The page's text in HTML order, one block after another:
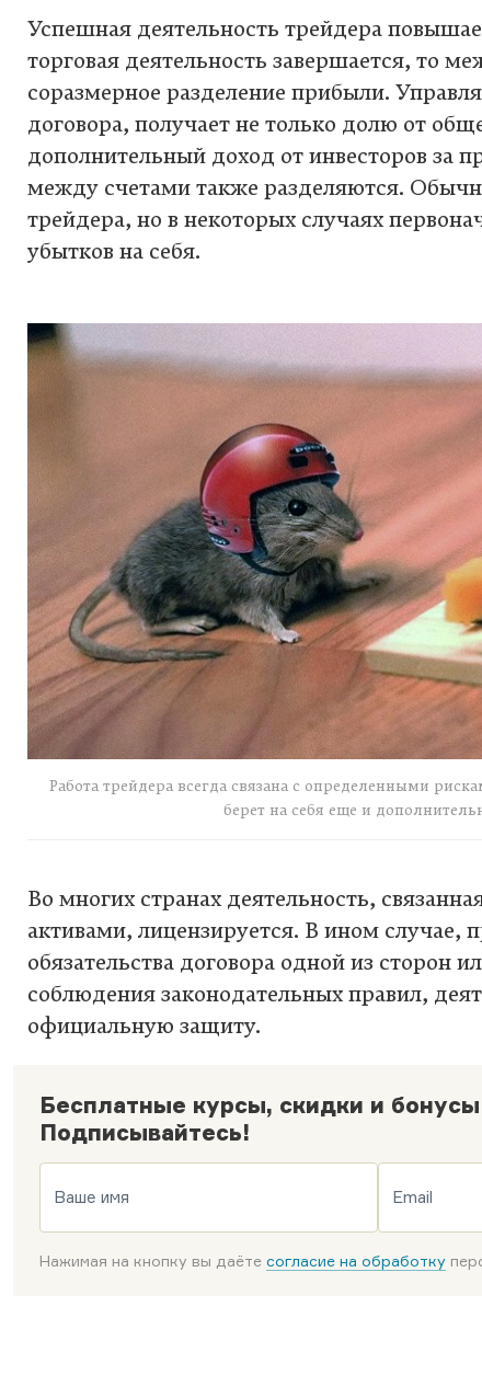
Успешная деятельность трейдера
торговая деятельность завершается, то
соразмерное разделение прибыли.
договора, получает не только долю от
дополнительный доход от инвесторов за
между счетами также разделяются.
трейдера, но в некоторых случаях
убытков на себя.
Работа трейдера всегда связана с определенными
берет на себя еще и
Во многих странах деятельность,
активами, лицензируется. В ином случае,
обязательства договора одной из сторон
соблюдения законодательных правил,
официальную защиту.
Бесплатные курсы, скидки и
Подписывайтесь!
Ваше имя Email
Нажимая на кнопку вы даёте согласие на обработку